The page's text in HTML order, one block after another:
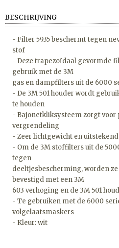
BESCHRIJVING
- Filter 5935 beschermt tegen
stof
- Deze trapezoïdaal gevormde
gebruik met de 3M
gas en dampfilters uit de 6000
- De 3M 501 houder wordt
te houden
- Bajonetkliksysteem zorgt voor
vergrendeling
- Zeer lichtgewicht en
- Om de 3M stoffilters uit de
tegen
deeltjesbescherming, worden
bevestigd met een 3M
603 verhoging en de 3M 501
- Te gebruiken met de 6000
volgelaatsmaskers
- Kleur: wit